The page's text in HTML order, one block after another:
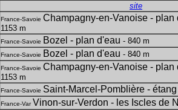
site
France-Savoie Champagny-en-Vanoise - plan
1153 m
France-Savoie Bozel - plan d'eau - 840 m
France-Savoie Bozel - plan d'eau - 840 m
France-Savoie Champagny-en-Vanoise - plan
1153 m
France-Savoie Saint-Marcel-Pomblière -
France-VarVinon-sur-Verdon - les Iscles de